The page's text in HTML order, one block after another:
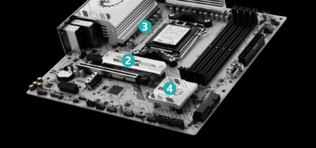
MULTIPLE PROFILES
SMART FAN &
MANUAL FAN